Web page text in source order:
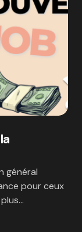
général
pour ceux